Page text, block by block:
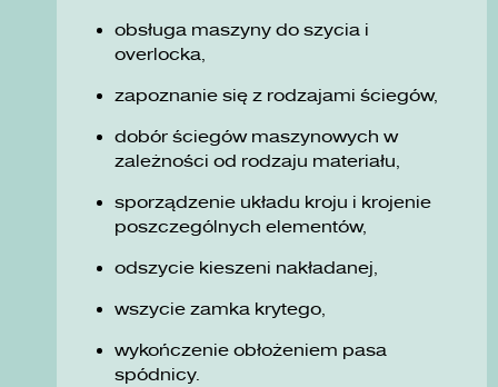
obsługa maszyny do szycia i
overlocka,
zapoznanie się z rodzajami ściegów,
dobór ściegów maszynowych w
zależności od rodzaju materiału,
sporządzenie układu kroju i krojenie
poszczególnych elementów,
odszycie kieszeni nakładanej,
wszycie zamka krytego,
wykończenie obłożeniem pasa
spódnicy.